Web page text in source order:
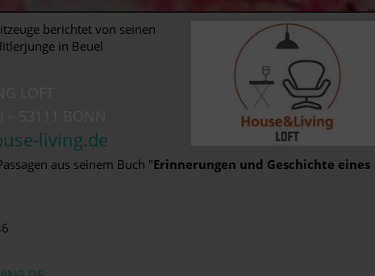
berichtet von seinen
in Beuel
living.de
aus seinem Buch "Erinnerungen und Geschichte eines